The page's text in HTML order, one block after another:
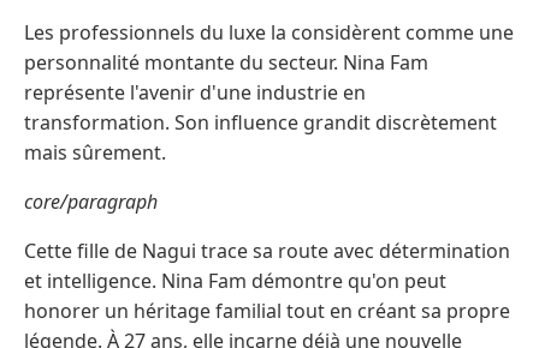
Les professionnels du luxe la considèrent comme une
personnalité montante du secteur. Nina Fam
représente l'avenir d'une industrie en
transformation. Son influence grandit discrètement
mais sûrement.
core/paragraph
Cette fille de Nagui trace sa route avec détermination
et intelligence. Nina Fam démontre qu'on peut
honorer un héritage familial tout en créant sa propre
légende. À 27 ans, elle incarne déjà une nouvelle